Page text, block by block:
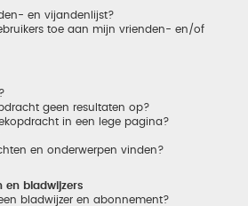
en vijandenlijst?
toe aan mijn vrienden- en/of
geen resultaten op?
in een lege pagina?
en onderwerpen vinden?
en bladwijzers
bladwijzer en abonnement?